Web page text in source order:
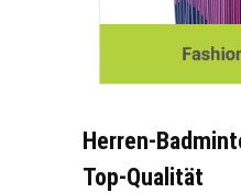
Herren-
Top-Qualität